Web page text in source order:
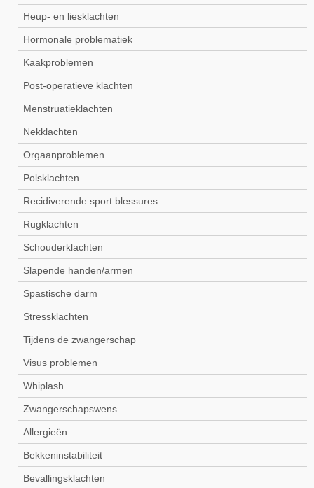
Heup- en liesklachten
Hormonale problematiek
Kaakproblemen
Post-operatieve klachten
Menstruatieklachten
Nekklachten
Orgaanproblemen
Polsklachten
Recidiverende sport blessures
Rugklachten
Schouderklachten
Slapende handen/armen
Spastische darm
Stressklachten
Tijdens de zwangerschap
Visus problemen
Whiplash
Zwangerschapswens
Allergieën
Bekkeninstabiliteit
Bevallingsklachten